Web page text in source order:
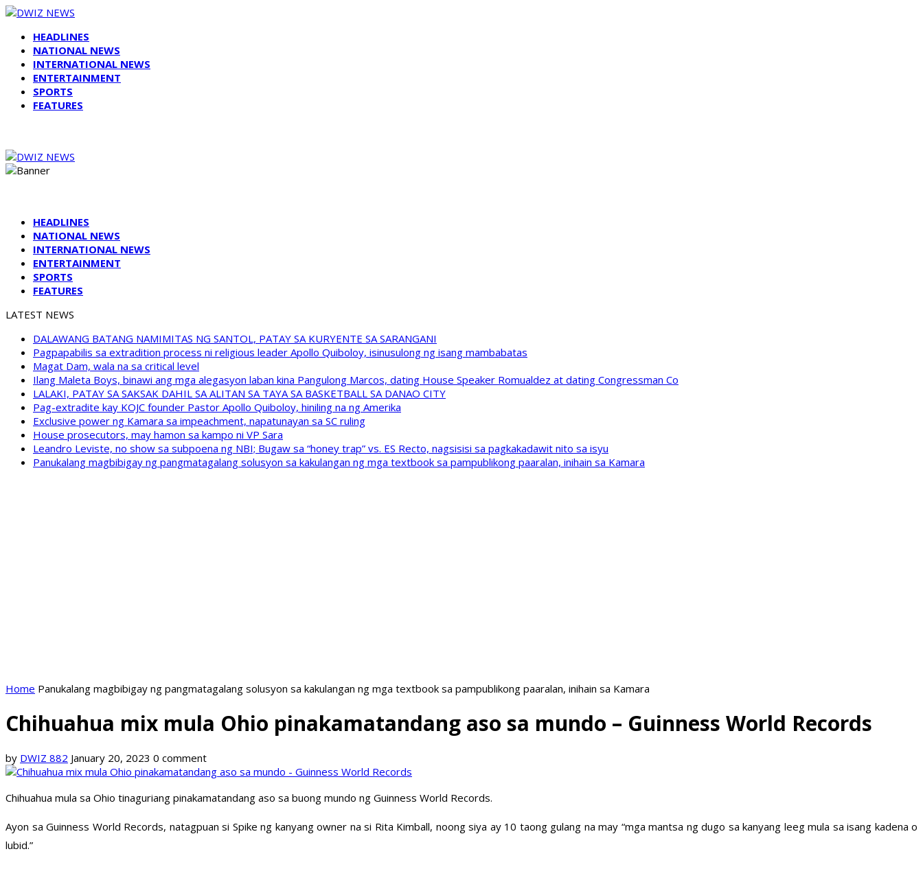
HEADLINES
NATIONAL NEWS
INTERNATIONAL NEWS
ENTERTAINMENT
SPORTS
FEATURES
HEADLINES
NATIONAL NEWS
INTERNATIONAL NEWS
ENTERTAINMENT
SPORTS
FEATURES
LATEST NEWS
DALAWANG BATANG NAMIMITAS NG SANTOL, PATAY SA KURYENTE SA SARANGANI
Pagpapabilis sa extradition process ni religious leader Apollo Quiboloy, isinusulong ng isang mambabatas
Magat Dam, wala na sa critical level
Ilang Maleta Boys, binawi ang mga alegasyon laban kina Pangulong Marcos, dating House Speaker Romualdez at dating Congressman Co
LALAKI, PATAY SA SAKSAK DAHIL SA ALITAN SA TAYA SA BASKETBALL SA DANAO CITY
Pag-extradite kay KOJC founder Pastor Apollo Quiboloy, hiniling na ng Amerika
Exclusive power ng Kamara sa impeachment, napatunayan sa SC ruling
House prosecutors, may hamon sa kampo ni VP Sara
Leandro Leviste, no show sa subpoena ng NBI; Bugaw sa “honey trap” vs. ES Recto, nagsisisi sa pagkakadawit nito sa isyu
Panukalang magbibigay ng pangmatagalang solusyon sa kakulangan ng mga textbook sa pampublikong paaralan, inihain sa Kamara
Home Panukalang magbibigay ng pangmatagalang solusyon sa kakulangan ng mga textbook sa pampublikong paaralan, inihain sa Kamara
Chihuahua mix mula Ohio pinakamatandang aso sa mundo – Guinness World Records
by DWIZ 882 January 20, 2023 0 comment
Chihuahua mula sa Ohio tinaguriang pinakamatandang aso sa buong mundo ng Guinness World Records.
Ayon sa Guinness World Records, natagpuan si Spike ng kanyang owner na si Rita Kimball, noong siya ay 10 taong gulang na may “mga mantsa ng dugo sa kanyang leeg mula sa isang kadena o
lubid.”